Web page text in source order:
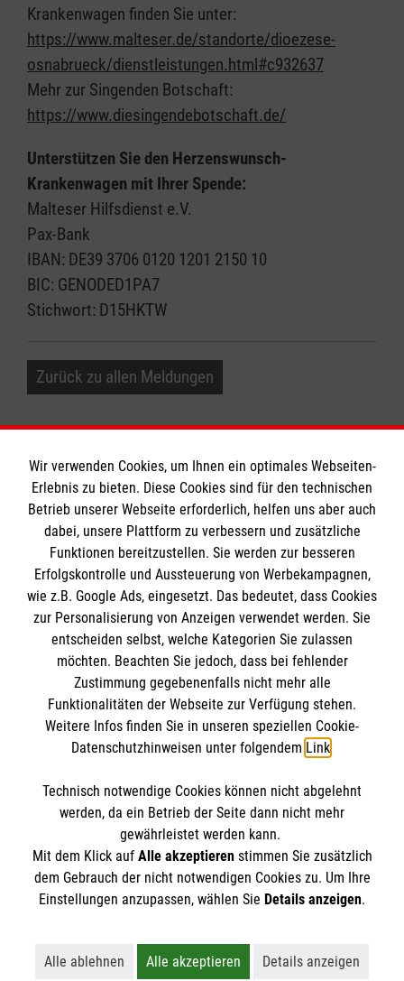
Krankenwagen finden Sie unter:
https://www.malteser.de/standorte/dioezese-
osnabrueck/dienstleistungen.html#c932637
Mehr zur Singenden Botschaft:
https://www.diesingendebotschaft.de/
Unterstützen Sie den Herzenswunsch-
Krankenwagen mit Ihrer Spende:
Malteser Hilfsdienst e.V.
Pax-Bank
IBAN: DE39 3706 0120 1201 2150 10
BIC: GENODED1PA7
Stichwort: D15HKTW
Zurück zu allen Meldungen
Informationen
Impressum
Datenschutz
Kontakt
Barrierefreiheit
Die Malteser
Malteser in Deutschland
Malteserorden
Sharepoint
Spendenkonto
IBAN: DE39 3706 0120 1201 2150 10
BIC: GENODED1PA7
Stichwort: Hümmling
So finden Sie uns
Ulmenstraße 8
49751 Sögel
Der Malteser Hilfsdienst e.V. ist als eingetragene
Gewerbesteuer befreit.
Wir verwenden Cookies, um Ihnen ein optimales Webseiten-
Erlebnis zu bieten. Diese Cookies sind für den technischen
Betrieb unserer Webseite erforderlich, helfen uns aber auch
dabei, unsere Plattform zu verbessern und zusätzliche
Funktionen bereitzustellen. Sie werden zur besseren
Erfolgskontrolle und Aussteuerung von Werbekampagnen,
wie z.B. Google Ads, eingesetzt. Das bedeutet, dass Cookies
zur Personalisierung von Anzeigen verwendet werden. Sie
entscheiden selbst, welche Kategorien Sie zulassen
möchten. Beachten Sie jedoch, dass bei fehlender
Zustimmung gegebenenfalls nicht mehr alle
Funktionalitäten der Webseite zur Verfügung stehen.
Weitere Infos finden Sie in unseren speziellen Cookie-
Datenschutzhinweisen unter folgendem Link.
Technisch notwendige Cookies können nicht abgelehnt
werden, da ein Betrieb der Seite dann nicht mehr
gewährleistet werden kann.
Mit dem Klick auf Alle akzeptierenstimmen Sie zusätzlich
dem Gebrauch der nicht notwendigen Cookies zu. Um Ihre
Einstellungen anzupassen, wählen Sie Details anzeigen.
Alle ablehnen
Alle akzeptieren
Details anzeigen